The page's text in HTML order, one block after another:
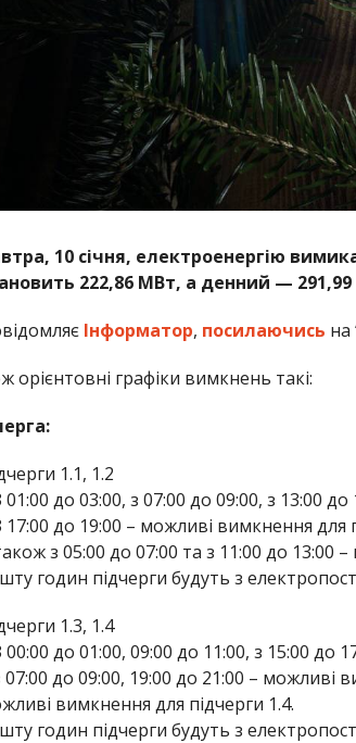
10 січня, електроенергію
222,86 МВт, а денний —
Інформатор, посилаючись на
орієнтовні графіки вимкнень такі:
1.1, 1.2
01:00 до 03:00, з 07:00 до 09:00, з 13:00
17:00 до 19:00 – можливі вимкнення для
з 05:00 до 07:00 та з 11:00 до 13:00
годин підчерги будуть з
1.3, 1.4
00:00 до 01:00, 09:00 до 11:00, з 15:00 до
07:00 до 09:00, 19:00 до 21:00 – можливі
вимкнення для підчерги 1.4.
годин підчерги будуть з